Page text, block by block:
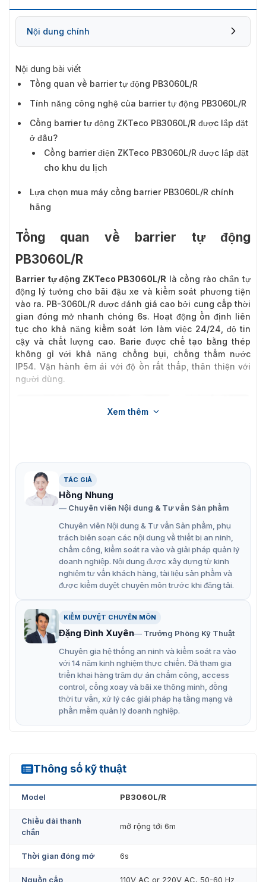
Nội dung chính
Cổng barrier tự động ZKTeco PB3060L/R được
lắp đặt ở đâu?
Nội dung bài viết
Tổng quan về barrier tự động PB3060L/R
Tính năng công nghệ của barrier tự động PB3060L/R
Cổng barrier tự động ZKTeco PB3060L/R được lắp đặt
ở đâu?
Cổng barrier điện ZKTeco PB3060L/R được lắp đặt
cho khu du lịch
Lựa chọn mua máy cổng barrier PB3060L/R chính
hãng
Tổng quan về barrier tự động
PB3060L/R
Barrier tự động ZKTeco PB3060L/R là cổng rào chắn tự
động lý tưởng cho bãi đậu xe và kiểm soát phương tiện
vào ra. PB-3060L/R được đánh giá cao bởi cung cấp thời
gian đóng mở nhanh chóng 6s. Hoạt động ổn định liên
tục cho khả năng kiểm soát lớn làm việc 24/24, độ tin
cậy và chất lượng cao. Barie được chế tạo bằng thép
không gỉ với khả năng chống bụi, chống thấm nước
IP54. Vận hành êm ái với độ ồn rất thấp, thân thiện với
người dùng.
Tổng quan về barrier tự động PB3060L/R
Mẫu barrier tự động PB3030L/R
với chiều dài 4,5m bạn
có thể tham khảo có thể phù hợp với mô hình quản lý
bên bạn.
Tính năng công nghệ của barrier tự
động PB3060L/R
PB3060L/R được phát triển bởi thương hiệu ZKTeco, đơn
vị nổi tiếng về công nghệ. Barrier được thiết kế tỉ mỉ từng
chi tiết giúp kiểm soát lượng lớn phương tiện truy cập.
Với khả năng làm việc nhanh, liên tục hoạt động ổn định
24/24. Cùng nhiều tính năng công nghệ hỗ trợ, điển
Thời gian nâng hạ: 6s.
Tiêu chuẩn ngoài trời: IP54
Chất liệu trụ: thép không gỉ. Chất liệu tay cần: hợp
kim nhôm
trời với nhiệt độ -20°C
Xem thêm
TÁC GIẢ
Hồng Nhung
Chuyên viên Nội dung & Tư vấn Sản phẩm
Chuyên viên Nội dung & Tư vấn Sản phẩm, phụ
trách biên soạn các nội dung về thiết bị an ninh,
chấm công, kiểm soát ra vào và giải pháp quản lý
doanh nghiệp. Nội dung được xây dựng từ kinh
nghiệm tư vấn khách hàng, tài liệu sản phẩm và
được kiểm duyệt chuyên môn trước khi đăng tải.
KIỂM DUYỆT CHUYÊN MÔN
Đặng Đình Xuyên
Trưởng Phòng Kỹ Thuật
Chuyên gia hệ thống an ninh và kiểm soát ra vào
với 14 năm kinh nghiệm thực chiến. Đã tham gia
triển khai hàng trăm dự án chấm công, access
control, cổng xoay và bãi xe thông minh, đồng
thời tư vấn, xử lý các giải pháp hạ tầng mạng và
phần mềm quản lý doanh nghiệp.
Thông số kỹ thuật
PB3060L/R
Model PB3060L/R
Chiều dài thanh
chắn
mở rộng tới 6m
Thời gian đóng mở 6s
Nguồn cấp 110V AC or 220V AC, 50-60 Hz